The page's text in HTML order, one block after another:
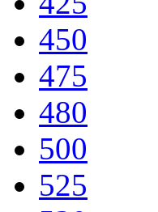
450
475
480
500
525